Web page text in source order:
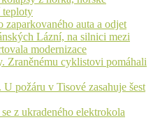
teploty
auta a odjet
Lázní, na silnici mezi
modernizace
Zraněnému cyklistovi pomáhali
požáru v Tisové zasahuje šest
z ukradeného elektrokola